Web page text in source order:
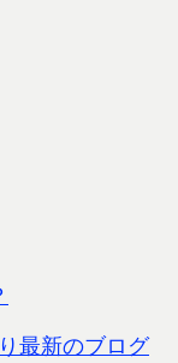
最新のブログ